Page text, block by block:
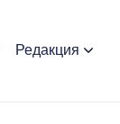
Редакция